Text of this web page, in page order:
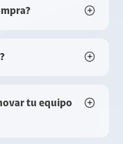
tu equipo